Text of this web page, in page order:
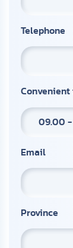
Telephone
09.00 -
Email
Province